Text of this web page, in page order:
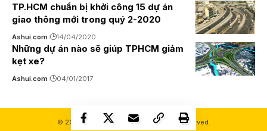
TP.HCM chuẩn bị khởi công 15 dự án
giao thông mới trong quý 2-2020
Ashui.com 14/04/2020
Những dự án nào sẽ giúp TPHCM giảm
kẹt xe?
Ashui.com 04/01/2017
© 2000-2026 Ashui.com. All Rights Reserved.